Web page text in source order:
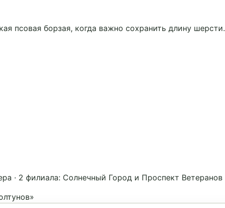
псовая борзая, когда важно сохранить длину шерсти.
· 2 филиала: Солнечный Город и Проспект Ветеранов